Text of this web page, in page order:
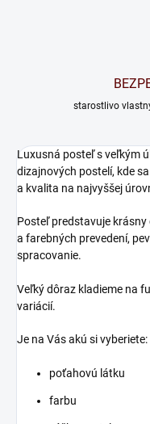
starostlivo
Luxusná posteľ s veľkým
dizajnových postelí, kde
a kvalita na najvyššej
Posteľ predstavuje
a farebných prevedení,
spracovanie.
Veľký dôraz kladieme na
variácií.
Je na Vás akú si vyberiete:
poťahovú látku
farbu